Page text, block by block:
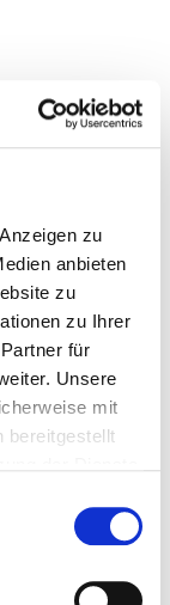
zu
anbieten
zu
zu Ihrer
für
Unsere
mit
bereitgestellt
in
:
Tanja